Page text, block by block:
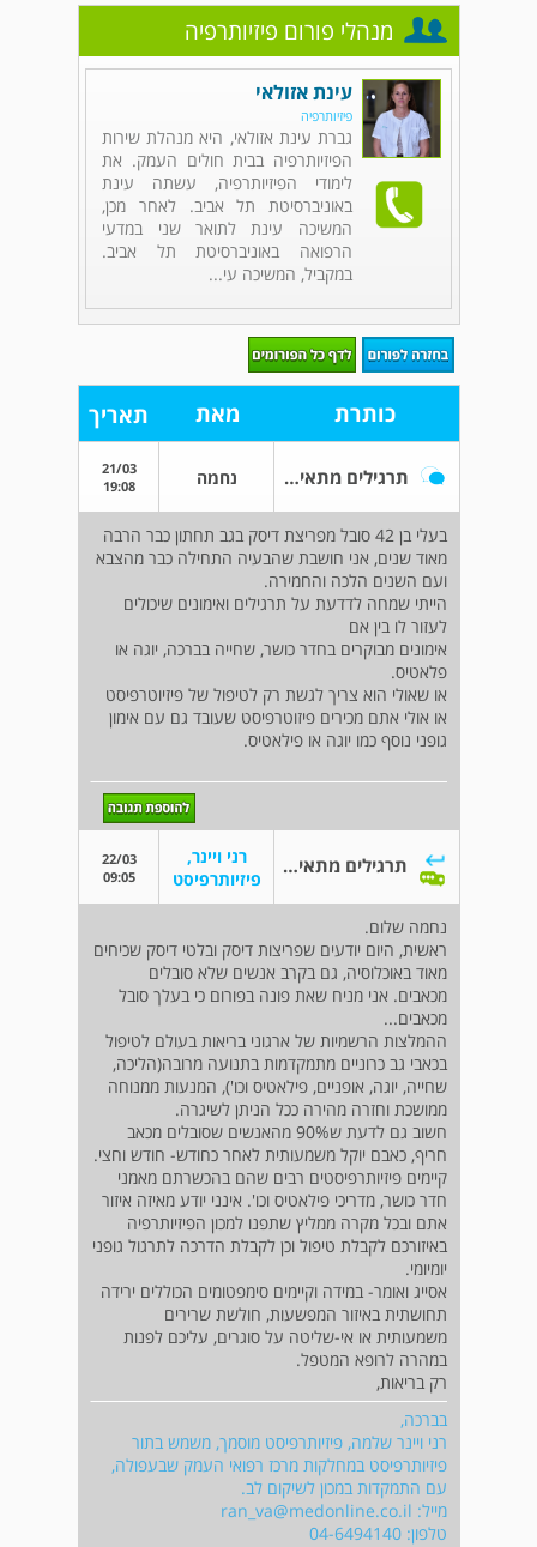
מנהלי פורום פיזיותרפיה
עינת אזולאי
פיזיותרפיה
גברת עינת אזולאי, היא מנהלת שירות
הפיזיותרפיה בבית חולים העמק. את
לימודי הפיזיותרפיה, עשתה עינת
באוניברסיטת תל אביב. לאחר מכן,
המשיכה עינת לתואר שני במדעי
הרפואה באוניברסיטת תל אביב.
במקביל, המשיכה עי...
כותרת מאת תאריך
תרגילים מתאימים לפריצת דיסק נחמה
21/03
19:08
בעלי בן 42 סובל מפריצת דיסק בגב תחתון כבר הרבה
מאוד שנים, אני חושבת שהבעיה התחילה כבר מהצבא
ועם השנים הלכה והחמירה.
הייתי שמחה לדדעת על תרגילים ואימונים שיכולים
לעזור לו בין אם
אימונים מבוקרים בחדר כושר, שחייה בברכה, יוגה או
פלאטיס.
או שאולי הוא צריך לגשת רק לטיפול של פיזיוטרפיסט
או אולי אתם מכירים פיזוטרפיסט שעובד גם עם אימון
גופני נוסף כמו יוגה או פילאטיס.
תרגילים מתאימים לפריצת דיסק
רני ויינר,
פיזיותרפיסט
22/03
09:05
נחמה שלום.
ראשית, היום יודעים שפריצות דיסק ובלטי דיסק שכיחים
מאוד באוכלוסיה, גם בקרב אנשים שלא סובלים
מכאבים. אני מניח שאת פונה בפורום כי בעלך סובל
מכאבים...
ההמלצות הרשמיות של ארגוני בריאות בעולם לטיפול
בכאבי גב כרוניים מתמקדמות בתנועה מרובה(הליכה,
שחייה, יוגה, אופניים, פילאטיס וכו'), המנעות ממנוחה
ממושכת וחזרה מהירה ככל הניתן לשיגרה.
חשוב גם לדעת ש90% מהאנשים שסובלים מכאב
חריף, כאבם יוקל משמעותית לאחר כחודש- חודש וחצי.
קיימים פיזיותרפיסטים רבים שהם בהכשרתם מאמני
חדר כושר, מדריכי פילאטיס וכו'. אינני יודע מאיזה איזור
אתם ובכל מקרה ממליץ שתפנו למכון הפיזיותרפיה
באיזורכם לקבלת טיפול וכן לקבלת הדרכה לתרגול גופני
יומיומי.
אסייג ואומר- במידה וקיימים סימפטומים הכוללים ירידה
תחושתית באיזור המפשעות, חולשת שרירים
משמעותית או אי-שליטה על סוגרים, עליכם לפנות
במהרה לרופא המטפל.
רק בריאות,
בברכה,
רני ויינר שלמה, פיזיותרפיסט מוסמך, משמש בתור
פיזיותרפיסט במחלקות מרכז רפואי העמק שבעפולה,
עם התמקדות במכון לשיקום לב.
מייל: ran_va@medonline.co.il
טלפון: 04-6494140